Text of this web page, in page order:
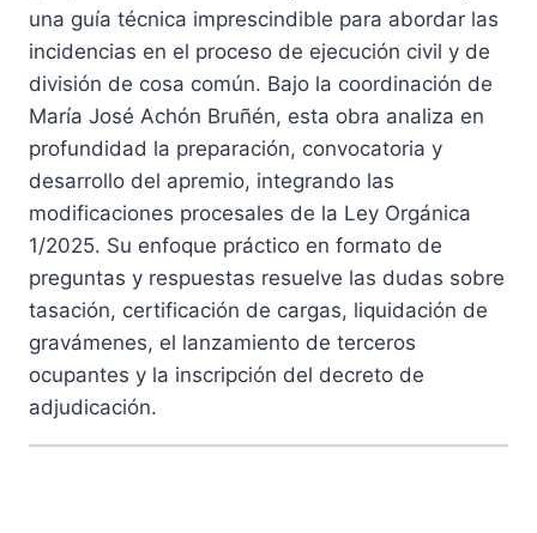
una guía técnica imprescindible para abordar las
incidencias en el proceso de ejecución civil y de
división de cosa común. Bajo la coordinación de
María José Achón Bruñén, esta obra analiza en
profundidad la preparación, convocatoria y
desarrollo del apremio, integrando las
modificaciones procesales de la Ley Orgánica
1/2025. Su enfoque práctico en formato de
preguntas y respuestas resuelve las dudas sobre
tasación, certificación de cargas, liquidación de
gravámenes, el lanzamiento de terceros
ocupantes y la inscripción del decreto de
adjudicación.